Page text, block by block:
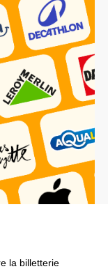
la billetterie